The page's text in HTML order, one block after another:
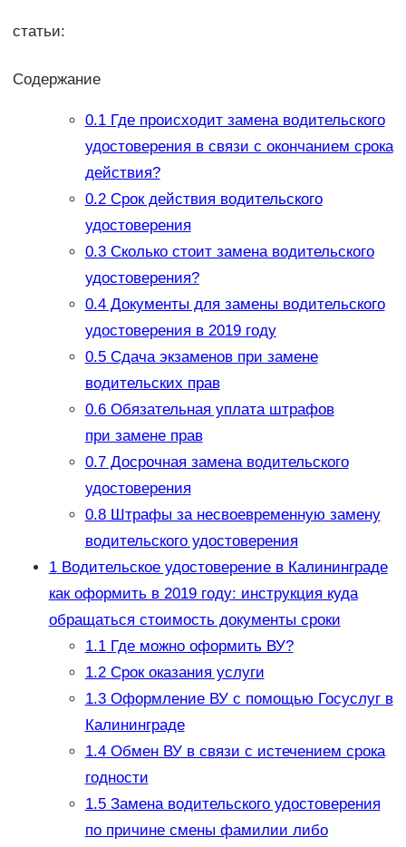
статьи:
Содержание
0.1Где происходит замена водительского
удостоверения в связи с окончанием срока
действия?
0.2Срок действия водительского
удостоверения
0.3Сколько стоит замена водительского
удостоверения?
0.4Документы для замены водительского
удостоверения в 2019 году
0.5Сдача экзаменов при замене
водительских прав
0.6Обязательная уплата штрафов
при замене прав
0.7Досрочная замена водительского
удостоверения
0.8Штрафы за несвоевременную замену
водительского удостоверения
1Водительское удостоверение в Калининграде
как оформить в 2019 году: инструкция куда
обращаться стоимость документы сроки
1.1Где можно оформить ВУ?
1.2Срок оказания услуги
1.3Оформление ВУ с помощью Госуслуг в
Калининграде
1.4Обмен ВУ в связи с истечением срока
годности
1.5Замена водительского удостоверения
по причине смены фамилии либо